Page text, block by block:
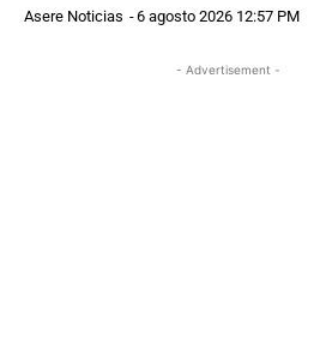
Asere Noticias -6 agosto 2026 12:57 PM
- Advertisement -